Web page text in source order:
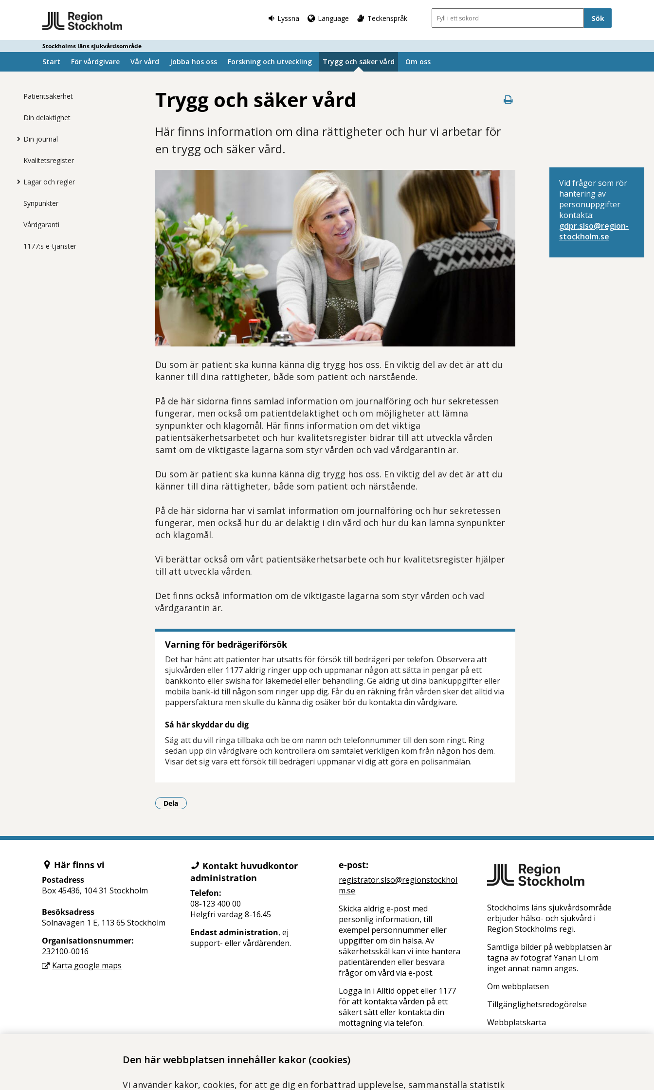
Den här webbplatsen innehåller kakor (cookies)
Vi använder kakor, cookies, för att ge dig en förbättrad upplevelse, sammanställa statistik
Lyssna Language Teckenspråk Sökfält
Stockholms läns sjukvårdsområde
Start För vårdgivare Vår vård Jobba hos oss Forskning och utveckling Trygg och säker vård Om oss
Patientsäkerhet
Din delaktighet
Din journal
Kvalitetsregister
Lagar och regler
Synpunkter
Vårdgaranti
1177:s e-tjänster
Trygg och säker vård
Här finns information om dina rättigheter och hur vi arbetar för
en trygg och säker vård.
Du som är patient ska kunna känna dig trygg hos oss. En viktig del av det är att du
känner till dina rättigheter, både som patient och närstående.
På de här sidorna finns samlad information om journalföring och hur sekretessen
fungerar, men också om patientdelaktighet och om möjligheter att lämna
synpunkter och klagomål. Här finns information om det viktiga
patientsäkerhetsarbetet och hur kvalitetsregister bidrar till att utveckla vården
samt om de viktigaste lagarna som styr vården och vad vårdgarantin är.
Du som är patient ska kunna känna dig trygg hos oss. En viktig del av det är att du
känner till dina rättigheter, både som patient och närstående.
På de här sidorna har vi samlat information om journalföring och hur sekretessen
fungerar, men också hur du är delaktig i din vård och hur du kan lämna synpunkter
och klagomål.
Vi berättar också om vårt patientsäkerhetsarbete och hur kvalitetsregister hjälper
till att utveckla vården.
Det finns också information om de viktigaste lagarna som styr vården och vad
vårdgarantin är.
Varning för bedrägeriförsök
Det har hänt att patienter har utsatts för försök till bedrägeri per telefon. Observera att
sjukvården eller 1177 aldrig ringer upp och uppmanar någon att sätta in pengar på ett
bankkonto eller swisha för läkemedel eller behandling. Ge aldrig ut dina bankuppgifter eller
mobila bank-id till någon som ringer upp dig. Får du en räkning från vården sker det alltid via
pappersfaktura men skulle du känna dig osäker bör du kontakta din vårdgivare.
Så här skyddar du dig
Säg att du vill ringa tillbaka och be om namn och telefonnummer till den som ringt. Ring
sedan upp din vårdgivare och kontrollera om samtalet verkligen kom från någon hos dem.
Visar det sig vara ett försök till bedrägeri uppmanar vi dig att göra en polisanmälan.
Dela
- Klicka för att öppna delningsalternativ.
Vid frågor som rör
hantering av
personuppgifter
kontakta:
gdpr.slso@region­
stockholm.se
Här finns vi
Postadress
Box 45436, 104 31 Stockholm
Besöksadress
Solnavägen 1 E, 113 65 Stockholm
Organisations­nummer:
232100-0016
Karta google maps
Kontakt huvudkontor
administration
Telefon:
08-123 400 00
Helgfri vardag 8-16.45
Endast administration, ej
support- eller vårdärenden.
e-post:
registrator.slso@regionstockhol
m.se
Skicka aldrig e-post med
personlig information, till
exempel personnummer eller
uppgifter om din hälsa. Av
säkerhetsskäl kan vi inte hantera
patientärenden eller besvara
frågor om vård via e-post.
Logga in i Alltid öppet eller 1177
för att kontakta vården på ett
säkert sätt eller kontakta din
mottagning via telefon.
Stockholms läns sjukvårdsområde
erbjuder hälso- och sjukvård i
Region Stockholms regi.
Samtliga bilder på webbplatsen är
tagna av fotograf Yanan Li om
inget annat namn anges.
Om webbplatsen
Tillgänglighetsredogörelse
Webbplatskarta
genom att följa oss på LinkedIn.